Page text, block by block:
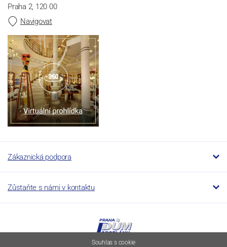
Praha 2, 120 00
Navigovat
Zákaznická podpora
Zůstaňte s námi v kontaktu
Souhlas s cookie